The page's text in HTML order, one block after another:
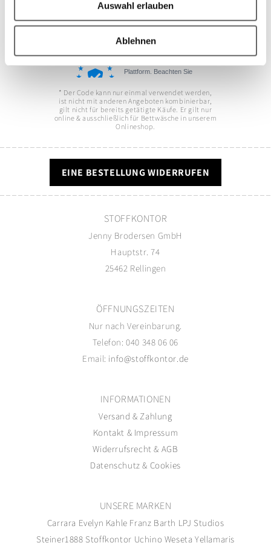
Auswahl erlauben
Ablehnen
* Der Code kann nur einmal verwendet werden,
ist nicht mit anderen Angeboten kombinierbar,
gilt nicht für bereits getätigte Käufe. Er gilt nur
online & ausschließlich für Bettwäsche in unserem
Onlineshop.
EINE BESTELLUNG WIDERRUFEN
STOFFKONTOR
Jenny Brodersen GmbH
Hauptstr. 74
25462 Rellingen
ÖFFNUNGSZEITEN
Nur nach Vereinbarung.
Telefon: 040 348 06 06
Email: info@stoffkontor.de
INFORMATIONEN
Versand & Zahlung
Kontakt & Impressum
Widerrufsrecht & AGB
Datenschutz & Cookies
UNSERE MARKEN
Carrara Evelyn Kahle Franz Barth LPJ Studios
Steiner1888 Stoffkontor Uchino Weseta Yellamaris